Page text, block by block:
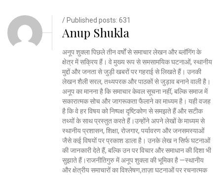
/ Published posts: 631
Anup Shukla
अनूप शुक्ला पिछले तीन वर्षों से समाचार लेखन और ब्लॉगिंग के
क्षेत्र में सक्रिय हैं। वे मुख्य रूप से समसामयिक घटनाओं, स्थानीय
मुद्दों और जनता से जुड़ी खबरों पर गहराई से लिखते हैं। उनकी
लेखन शैली सरल, तथ्यपरक और पाठकों से जुड़ाव बनाने वाली है।
अनूप का मानना है कि समाचार केवल सूचना नहीं, बल्कि समाज में
सकारात्मक सोच और जागरूकता फैलाने का माध्यम है। यही वजह
है कि वे हर विषय को निष्पक्ष दृष्टिकोण से समझते हैं और सटीक
तथ्यों के साथ प्रस्तुत करते हैं।उन्होंने अपने लेखों के माध्यम से
स्थानीय प्रशासन, शिक्षा, रोजगार, पर्यावरण और जनसमस्याओं
जैसे कई विषयों पर प्रकाश डाला है। उनके लेख न सिर्फ घटनाओं
की जानकारी देते हैं, बल्कि उन पर विचार और समाधान की दिशा भी
सुझाते हैं।राजनीतिगुरु में अनूप शुक्ला की भूमिका है —स्थानीय
और क्षेत्रीय समाचारों का विश्लेषण,ताज़ा घटनाओं पर रचनात्मक